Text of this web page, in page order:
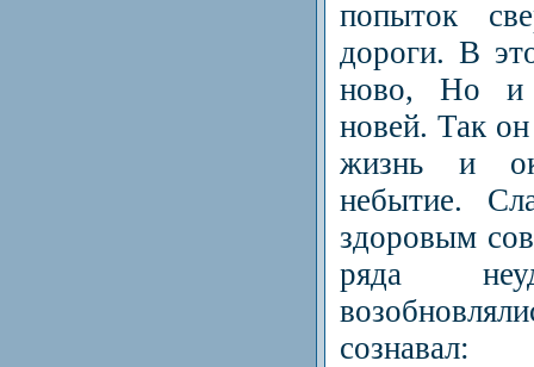
попыток
дороги. В
ново, Но и
новей. Так
жизнь и
небытие.
здоровым
ряда
сознавал: